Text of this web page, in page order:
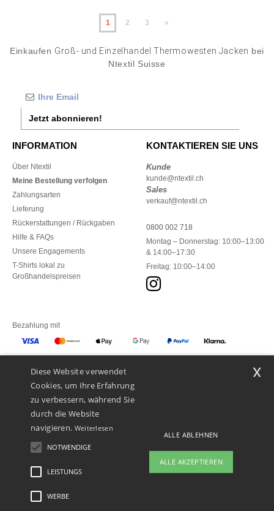
1 2 3 »
Einkaufen Groß- und Einzelhandel Thermowesten Jacken bei
Ntextil Suisse
Jetzt abonnieren!
INFORMATION
Über Ntextil
Meine Bestellung verfolgen
Zahlungsarten
Lieferung
Rückerstattungen / Rückgaben
Hilfe & FAQs
Unsere Engagements
T-Shirts lokal zu
Großhandelspreisen
KONTAKTIEREN SIE UNS
Kunde
kunde@ntextil.ch
Sales
verkauf@ntextil.ch
0800 002 718
Montag – Donnerstag: 10:00–13:00
& 14:00–17:30
Freitag: 10:00–14:00
Bezahlung mit
Unsere Paketzusteller
Rechtliche Hinweise
Diese Website verwendet
Cookies, um Ihre Erfahrung
zu verbessern, während Sie
durch die Website
navigieren. Weiterlesen
NOTWENDIGE
LEISTUNGS
WERBE
ALLE ABLEHNEN
ALLE AKZEPTIEREN
x